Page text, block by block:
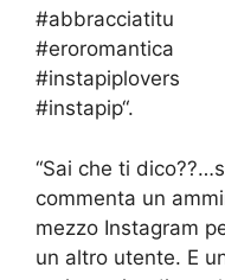
#abbracciatitu
#eroromantica
#instapiplovers
#instapip“.
“Sai che ti
commenta un
mezzo Instagram
un altro utente. E